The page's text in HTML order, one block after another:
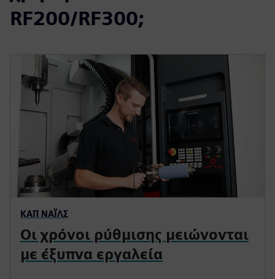
RF200/RF300;
ΚΑΠ ΝΆΙΛΣ
Οι χρόνοι ρύθμισης μειώνονται
με έξυπνα εργαλεία